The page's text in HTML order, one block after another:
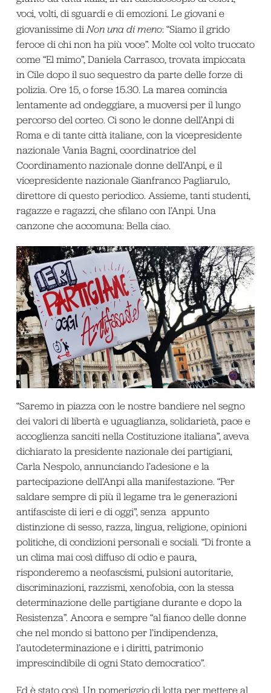
voci, volti, di sguardi e di emozioni. Le giovani e
giovanissime diNon una di meno: “Siamo il grido
feroce di chi non ha più voce”. Molte col volto truccato
come “El mimo”, Daniela Carrasco, trovata impiccata
in Cile dopo il suo sequestro da parte delle forze di
polizia. Ore 15, o forse 15.30. La marea comincia
lentamente ad ondeggiare, a muoversi per il lungo
percorso del corteo. Ci sono le donne dell’Anpi di
Roma e di tante città italiane, con la vicepresidente
nazionale Vania Bagni, coordinatrice del
Coordinamento nazionale donne dell’Anpi, e il
vicepresidente nazionale Gianfranco Pagliarulo,
direttore di questo periodico. Assieme, tanti studenti,
ragazze e ragazzi, che sfilano con l’Anpi. Una
canzone che accomuna: Bella ciao.
“Saremo in piazza con le nostre bandiere nel segno
dei valori di libertà e uguaglianza, solidarietà, pace e
accoglienza sanciti nella Costituzione italiana”, aveva
dichiarato la presidente nazionale dei partigiani,
Carla Nespolo, annunciando l’adesione e la
partecipazione dell’Anpi alla manifestazione. “Per
saldare sempre di più il legame tra le generazioni
antifasciste di ieri e di oggi”, senza appunto
distinzione di sesso, razza, lingua, religione, opinioni
politiche, di condizioni personali e sociali. “Di fronte a
un clima mai così diffuso di odio e paura,
risponderemo a neofascismi, pulsioni autoritarie,
discriminazioni, razzismi, xenofobia, con la stessa
determinazione delle partigiane durante e dopo la
Resistenza”. Ancora e sempre “al fianco delle donne
che nel mondo si battono per l’indipendenza,
l’autodeterminazione e i diritti, patrimonio
imprescindibile di ogni Stato democratico”.
Ed è stato così. Un pomeriggio di lotta per mettere al